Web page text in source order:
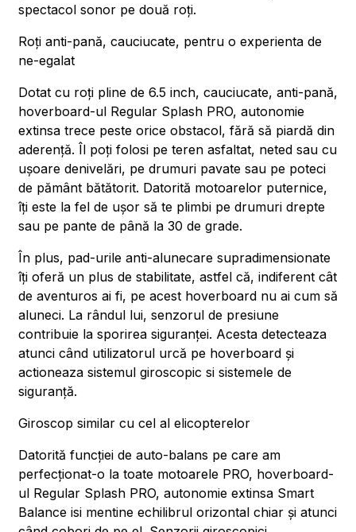
spectacol sonor pe două roți.
Roți anti-pană, cauciucate, pentru o experienta de
ne-egalat
Dotat cu roți pline de 6.5 inch, cauciucate, anti-pană,
hoverboard-ul Regular Splash PRO, autonomie
extinsa trece peste orice obstacol, fără să piardă din
aderență. Îl poți folosi pe teren asfaltat, neted sau cu
ușoare denivelări, pe drumuri pavate sau pe poteci
de pământ bătătorit. Datorită motoarelor puternice,
îți este la fel de ușor să te plimbi pe drumuri drepte
sau pe pante de până la 30 de grade.
În plus, pad-urile anti-alunecare supradimensionate
îți oferă un plus de stabilitate, astfel că, indiferent cât
de aventuros ai fi, pe acest hoverboard nu ai cum să
aluneci. La rândul lui, senzorul de presiune
contribuie la sporirea siguranței. Acesta detecteaza
atunci când utilizatorul urcă pe hoverboard și
actioneaza sistemul giroscopic si sistemele de
siguranță.
Giroscop similar cu cel al elicopterelor
Datorită funcției de auto-balans pe care am
perfecționat-o la toate motoarele PRO, hoverboard-
ul Regular Splash PRO, autonomie extinsa Smart
Balance isi mentine echilibrul orizontal chiar și atunci